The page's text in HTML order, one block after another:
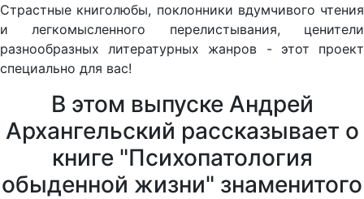
Страстные книголюбы, поклонники вдумчивого чтения
и легкомысленного перелистывания, ценители
разнообразных литературных жанров - этот проект
специально для вас!
В этом выпуске Андрей
Архангельский рассказывает о
книге "Психопатология
обыденной жизни" знаменитого